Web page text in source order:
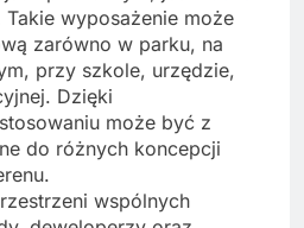
Takie wyposażenie może
zarówno w parku, na
przy szkole, urzędzie,
Dzięki
może być z
do różnych koncepcji
wspólnych